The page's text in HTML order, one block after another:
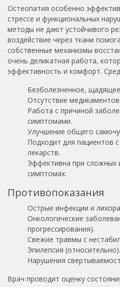
Остеопатия особенно
стрессе и функциональных
методы не дают устойчивого
воздействие через ткани
собственные механизмы
очень деликатная работа,
эффективность и комфорт.
Безболезненное,
Отсутствие
Работа с причиной
симптомами.
Улучшение общего
Подходит для пациентов
лекарств.
Эффективна при сложных
симптомах.
Противопоказания
Острые инфекции и
Онкологические
прогрессирования).
Свежие травмы с
Эпилепсия (относительно).
Нарушения
Врач проводит оценку